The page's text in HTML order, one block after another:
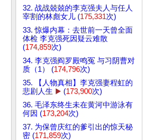
32. 战战兢兢的李克强夫人与任人
宰割的林彪女儿 (175,331次)
33. 惊爆内幕：去世前一天曾全面
体检 李克强死因疑云难散
(174,859次)
34. 李克强阎罗殿鸣冤 与习阴曹对
质（1） (174,796次)
35. 【人物真相】李克强妻程虹的
悲剧人生 ▶️ (173,900次)
36. 毛泽东终生未在黄河中游泳有
何因 (173,204次)
37. 为保曾庆红的爹引出的惊天秘
密 (171,859次)